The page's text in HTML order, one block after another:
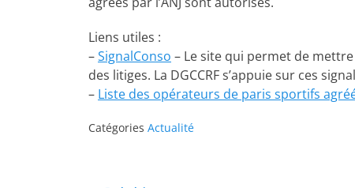
Liens utiles :
–SignalConso – Le site qui permet de
des litiges. La DGCCRF s’appuie sur ces
– Liste des opérateurs de paris sportifs
Catégories Actualité